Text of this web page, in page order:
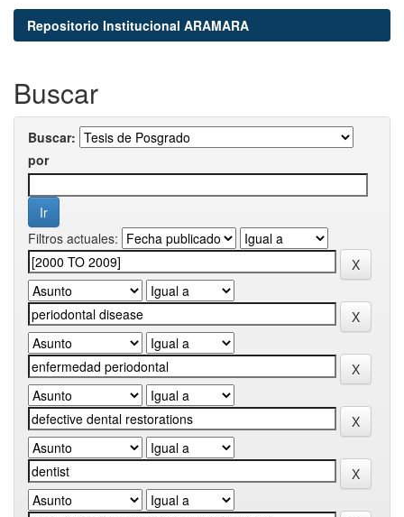
Repositorio Institucional ARAMARA
Buscar
Buscar:
por
Filtros actuales: